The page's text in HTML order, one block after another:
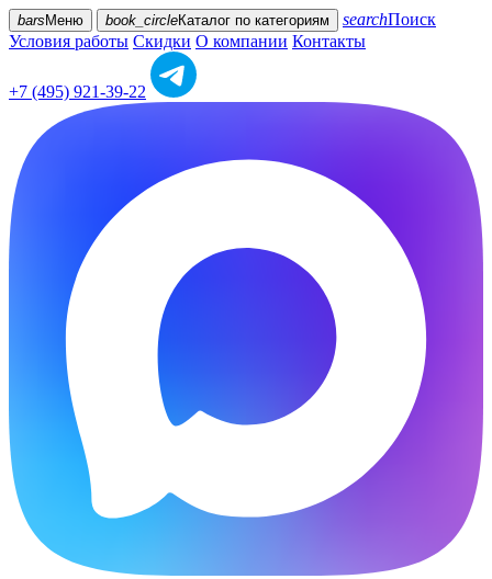
bars Меню book_circleКаталог по категориям searchПоиск
Условия работы Скидки О компании Контакты
+7 (495) 921-39-22